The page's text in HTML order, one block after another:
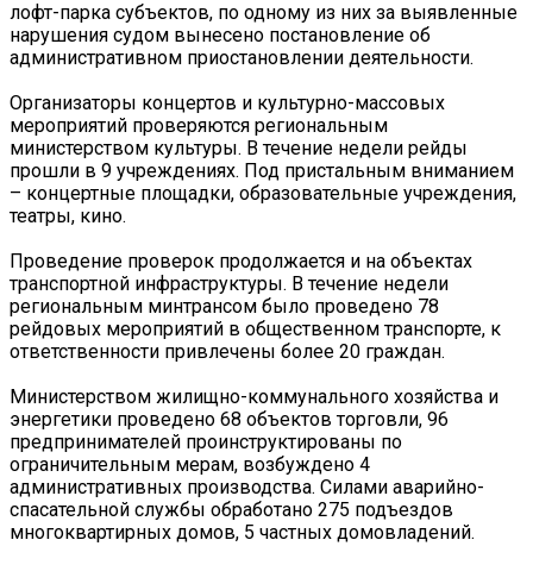
лофт-парка субъектов, по одному из них за выявленные
нарушения судом вынесено постановление об
административном приостановлении деятельности.
Организаторы концертов и культурно-массовых
мероприятий проверяются региональным
министерством культуры. В течение недели рейды
прошли в 9 учреждениях. Под пристальным вниманием
– концертные площадки, образовательные учреждения,
театры, кино.
Проведение проверок продолжается и на объектах
транспортной инфраструктуры. В течение недели
региональным минтрансом было проведено 78
рейдовых мероприятий в общественном транспорте, к
ответственности привлечены более 20 граждан.
Министерством жилищно-коммунального хозяйства и
энергетики проведено 68 объектов торговли, 96
предпринимателей проинструктированы по
ограничительным мерам, возбуждено 4
административных производства. Силами аварийно-
спасательной службы обработано 275 подъездов
многоквартирных домов, 5 частных домовладений.